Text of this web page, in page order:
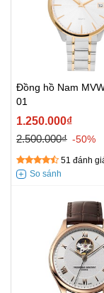
Đồng hồ Nam
01
1.250.000₫
2.500.000₫ -50%
51 đánh